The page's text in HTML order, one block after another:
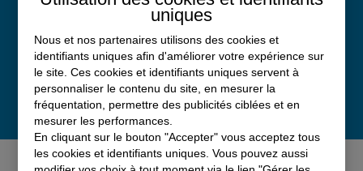
Derniers avis de nos agences Allianz
uniques
Nous et nos partenaires utilisons des cookies et
identifiants uniques afin d'améliorer votre expérience sur
le site. Ces cookies et identifiants uniques servent à
personnaliser le contenu du site, en mesurer la
fréquentation, permettre des publicités ciblées et en
mesurer les performances.
En cliquant sur le bouton "Accepter" vous acceptez tous
les cookies et identifiants uniques. Vous pouvez aussi